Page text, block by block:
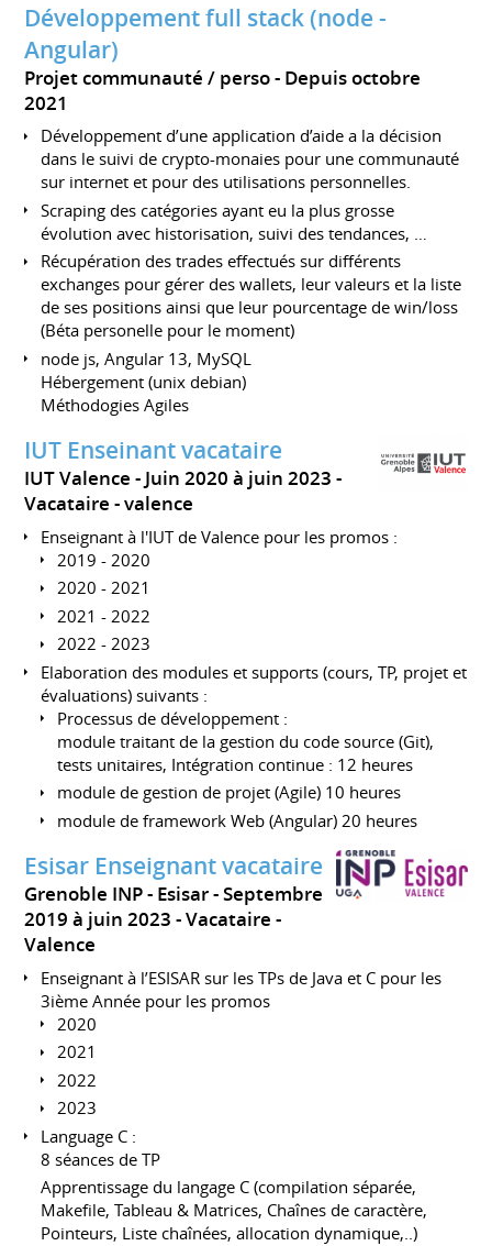
Développement full stack (node -
Angular)
Projet communauté / perso
Depuis octobre
2021
Développement d’une application d’aide a la décision
dans le suivi de crypto-monaies pour une communauté
sur internet et pour des utilisations personnelles.
Scraping des catégories ayant eu la plus grosse
évolution avec historisation, suivi des tendances, …
Récupération des trades effectués sur différents
exchanges pour gérer des wallets, leur valeurs et la liste
de ses positions ainsi que leur pourcentage de win/loss
(Béta personelle pour le moment)
node js, Angular 13, MySQL
Hébergement (unix debian)
Méthodogies Agiles
IUT Enseinant vacataire
IUT Valence
Juin 2020 à juin 2023
Vacataire
valence
Enseignant à l'IUT de Valence pour les promos :
2019 - 2020
2020 - 2021
2021 - 2022
2022 - 2023
Elaboration des modules et supports (cours, TP, projet et
évaluations) suivants :
Processus de développement :
module traitant de la gestion du code source (Git),
tests unitaires, Intégration continue : 12 heures
module de gestion de projet (Agile) 10 heures
module de framework Web (Angular) 20 heures
Esisar Enseignant vacataire
Grenoble INP - Esisar
Septembre
2019 à juin 2023 Vacataire
Valence
Enseignant à l’ESISAR sur les TPs de Java et C pour les
3ième Année pour les promos
2020
2021
2022
2023
Language C :
8 séances de TP
Apprentissage du langage C (compilation séparée,
Makefile, Tableau & Matrices, Chaînes de caractère,
Pointeurs, Liste chaînées, allocation dynamique,..)